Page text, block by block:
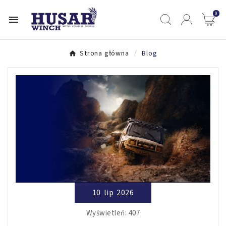
 0
Strona główna Blog
10 lip 2026
Wyświetleń: 407